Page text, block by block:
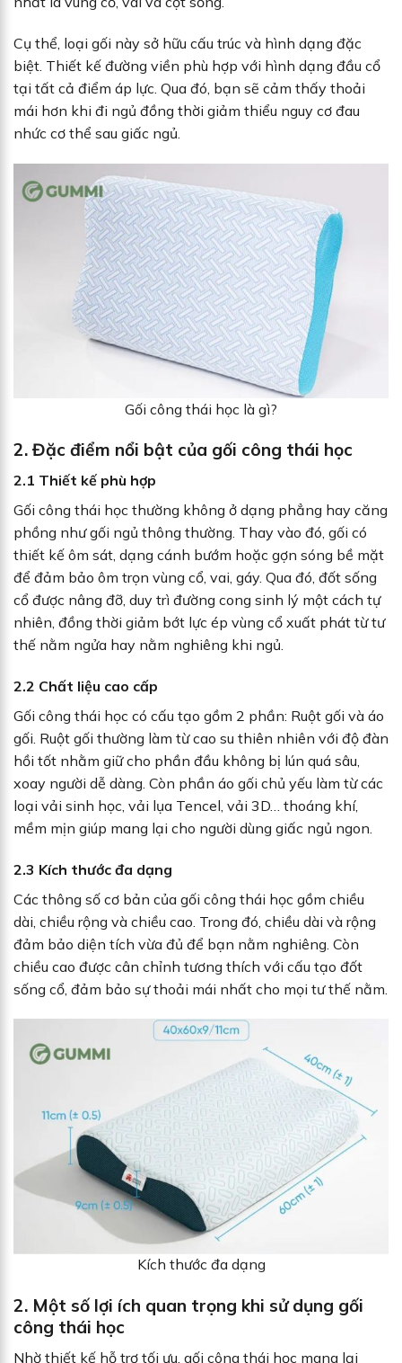
Cụ thể, loại gối này sở hữu cấu trúc và hình dạng đặc
biệt. Thiết kế đường viền phù hợp với hình dạng đầu cổ
tại tất cả điểm áp lực. Qua đó, bạn sẽ cảm thấy thoải
mái hơn khi đi ngủ đồng thời giảm thiểu nguy cơ đau
nhức cơ thể sau giấc ngủ.
Gối công thái học là gì?
2. Đặc điểm nổi bật của gối công thái học
2.1 Thiết kế phù hợp
Gối công thái học thường không ở dạng phẳng hay căng
phồng như gối ngủ thông thường. Thay vào đó, gối có
thiết kế ôm sát, dạng cánh bướm hoặc gợn sóng bề mặt
để đảm bảo ôm trọn vùng cổ, vai, gáy. Qua đó, đốt sống
cổ được nâng đỡ, duy trì đường cong sinh lý một cách tự
nhiên, đồng thời giảm bớt lực ép vùng cổ xuất phát từ tư
thế nằm ngửa hay nằm nghiêng khi ngủ.
2.2 Chất liệu cao cấp
Gối công thái học có cấu tạo gồm 2 phần: Ruột gối và áo
gối. Ruột gối thường làm từ cao su thiên nhiên với độ đàn
hồi tốt nhằm giữ cho phần đầu không bị lún quá sâu,
xoay người dễ dàng. Còn phần áo gối chủ yếu làm từ các
loại vải sinh học, vải lụa Tencel, vải 3D… thoáng khí,
mềm mịn giúp mang lại cho người dùng giấc ngủ ngon.
2.3 Kích thước đa dạng
Các thông số cơ bản của gối công thái học gồm chiều
dài, chiều rộng và chiều cao. Trong đó, chiều dài và rộng
đảm bảo diện tích vừa đủ để bạn nằm nghiêng. Còn
chiều cao được cân chỉnh tương thích với cấu tạo đốt
sống cổ, đảm bảo sự thoải mái nhất cho mọi tư thế nằm.
Kích thước đa dạng
2. Một số lợi ích quan trọng khi sử dụng gối
công thái học
Nhờ thiết kế hỗ trợ tối ưu, gối công thái học mang lại